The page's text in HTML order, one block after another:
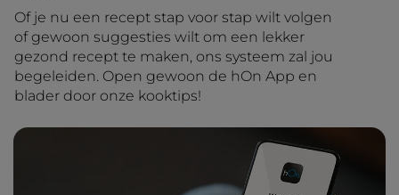
Of je nu een recept stap voor stap wilt volgen
of gewoon suggesties wilt om een lekker
gezond recept te maken, ons systeem zal jou
begeleiden. Open gewoon de hOn App en
blader door onze kooktips!